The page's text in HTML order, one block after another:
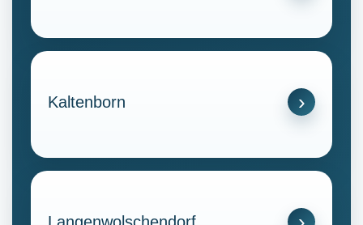
Kaltenborn
Langenwolschendorf